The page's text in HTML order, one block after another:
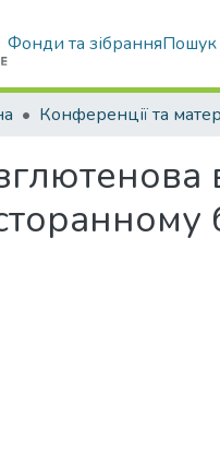
Фонди та зібранняПошук